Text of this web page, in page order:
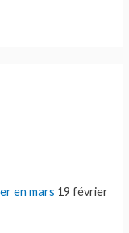
en mars 19 février